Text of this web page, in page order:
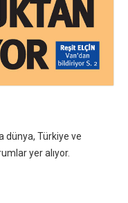
dünya, Türkiye ve
yer alıyor.